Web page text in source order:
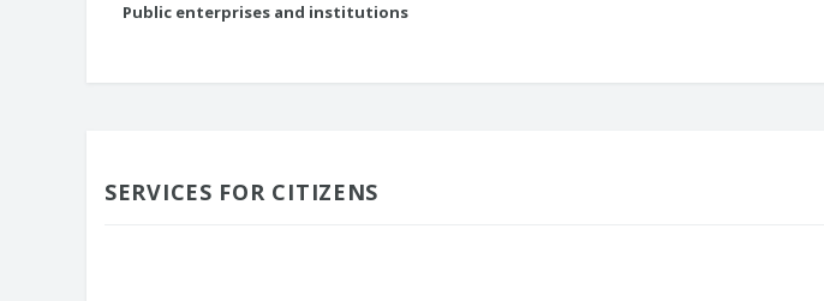
Public enterprises and institutions
SERVICES FOR CITIZENS